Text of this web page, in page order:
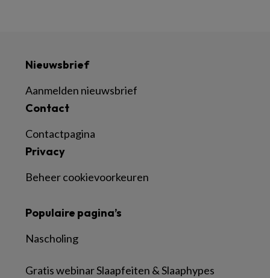
Nieuwsbrief
Aanmelden nieuwsbrief
Contact
Contactpagina
Privacy
Beheer cookievoorkeuren
Populaire pagina’s
Nascholing
Gratis webinar Slaapfeiten & Slaaphypes